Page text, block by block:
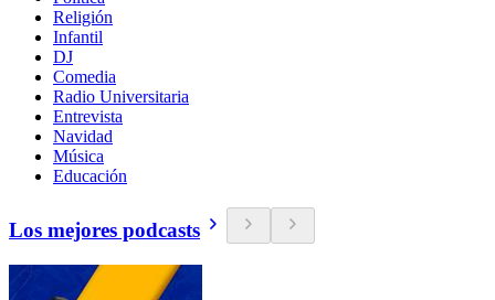
Religión
Infantil
DJ
Comedia
Radio Universitaria
Entrevista
Navidad
Música
Educación
Los mejores podcasts